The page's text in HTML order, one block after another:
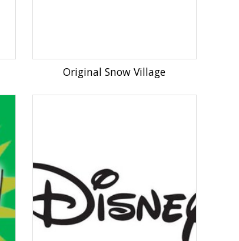
Original Snow Village